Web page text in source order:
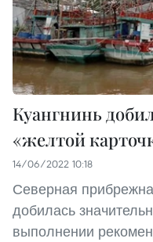
Куангнинь
«желтой
14/06/2022 10:18
Северная
добилась
выполнении